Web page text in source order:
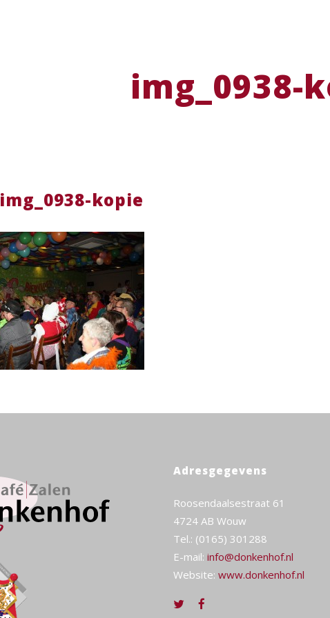
img_0938-
img_0938-kopie
Adresgegevens
Roosendaalsestraat 61
4724 AB Wouw
Tel.: (0165) 301288
E-mail: info@donkenhof.nl
Website: www.donkenhof.nl